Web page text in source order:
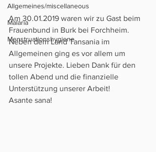
Allgemeines/miscellaneous
Malaria
Menstruationshygiene
Am 30.01.2019 waren wir zu Gast beim
Frauenbund in Burk bei Forchheim.
Neben dem Land Tansania im
Allgemeinen ging es vor allem um
unsere Projekte. Lieben Dank für den
tollen Abend und die finanzielle
Unterstützung unserer Arbeit!
Asante sana!